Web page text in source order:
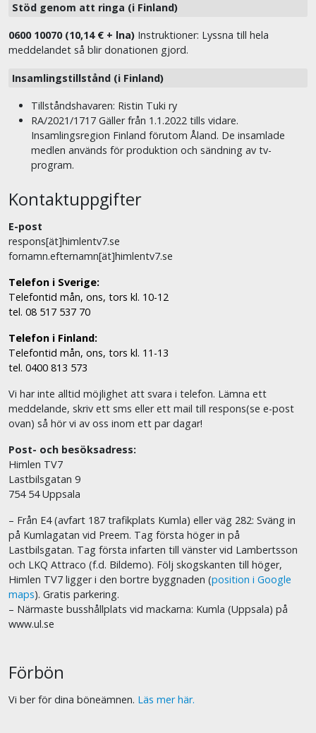
Stöd genom att ringa (i Finland)
0600 10070 (10,14 € + lna) Instruktioner: Lyssna till hela
meddelandet så blir donationen gjord.
Insamlingstillstånd (i Finland)
Tillståndshavaren: Ristin Tuki ry
RA/2021/1717 Gäller från 1.1.2022 tills vidare.
Insamlingsregion Finland förutom Åland. De insamlade
medlen används för produktion och sändning av tv-
program.
Kontaktuppgifter
E-post
respons[ät]himlentv7.se
fornamn.efternamn[ät]himlentv7.se
Telefon i Sverige:
Telefontid mån, ons, tors kl. 10-12
tel. 08 517 537 70
Telefon i Finland:
Telefontid mån, ons, tors kl. 11-13
tel. 0400 813 573
Vi har inte alltid möjlighet att svara i telefon. Lämna ett
meddelande, skriv ett sms eller ett mail till respons(se e-post
ovan) så hör vi av oss inom ett par dagar!
Post- och besöksadress:
Himlen TV7
Lastbilsgatan 9
754 54 Uppsala
– Från E4 (avfart 187 trafikplats Kumla) eller väg 282: Sväng in
på Kumlagatan vid Preem. Tag första höger in på
Lastbilsgatan. Tag första infarten till vänster vid Lambertsson
och LKQ Attraco (f.d. Bildemo). Följ skogskanten till höger,
Himlen TV7 ligger i den bortre byggnaden (position i Google
maps). Gratis parkering.
– Närmaste busshållplats vid mackarna: Kumla (Uppsala) på
www.ul.se
Förbön
Vi ber för dina böneämnen. Läs mer här.